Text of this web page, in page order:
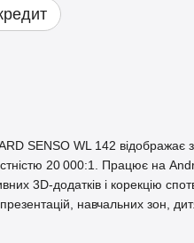
SENSO WL 142
20 000:1. Працює на
3D‑додатків і корекцію
навчальних зон,